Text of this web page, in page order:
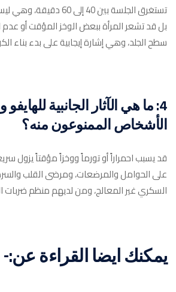
تستغرق الجلسة بين 40 إلى
بل قد تشعر المرأة ببعض الوخز المؤقت أو عدم
سطح الجلد، وهي إشارة إيجابية على بدء بناء
4: ما هي الآثار الجانبية
الأشخاص الممنوعون منه؟
قد يسبب احمراراً أو تورماً ووخزاً مؤقتاً يزول
على الحوامل والمرضعات، ومرضى القلب
السكري غير المعالج، ومن لديهم منظم ضربات
يمكنك ايضا القراءة عن:-